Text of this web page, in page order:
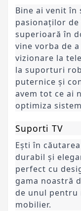
Bine ai venit în
pasionaților
superioară în
vine vorba de
vizionare la
la suporturi
puternice și
avem tot ce ai
optimiza
Suporti TV
Ești în
durabil și
perfect cu
gama noastră
de unul pentru
mobilier.